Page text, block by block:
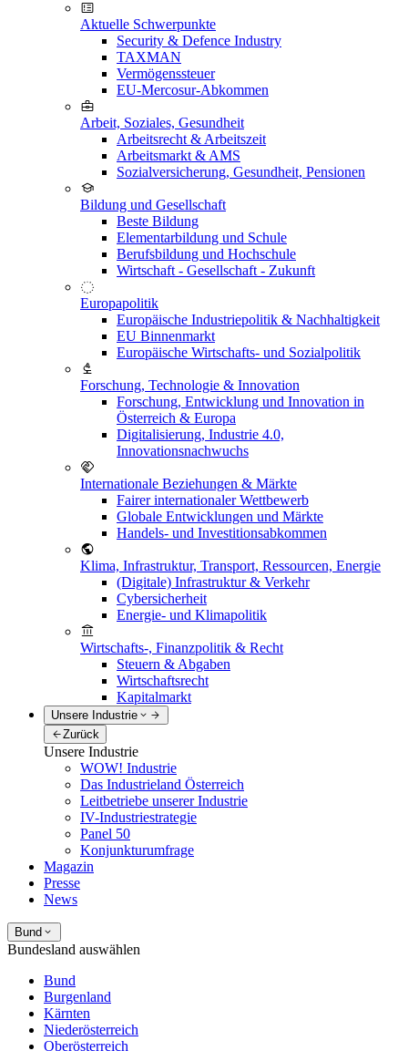
Aktuelle Schwerpunkte
Security & Defence Industry
TAXMAN
Vermögenssteuer
EU-Mercosur-Abkommen
Arbeit, Soziales, Gesundheit
Arbeitsrecht & Arbeitszeit
Arbeitsmarkt & AMS
Sozialversicherung, Gesundheit, Pensionen
Bildung und Gesellschaft
Beste Bildung
Elementarbildung und Schule
Berufsbildung und Hochschule
Wirtschaft - Gesellschaft - Zukunft
Europapolitik
Europäische Industriepolitik & Nachhaltigkeit
EU Binnenmarkt
Europäische Wirtschafts- und Sozialpolitik
Forschung, Technologie & Innovation
Forschung, Entwicklung und Innovation in
Österreich & Europa
Digitalisierung, Industrie 4.0,
Innovationsnachwuchs
Internationale Beziehungen & Märkte
Fairer internationaler Wettbewerb
Globale Entwicklungen und Märkte
Handels- und Investitionsabkommen
Klima, Infrastruktur, Transport, Ressourcen, Energie
(Digitale) Infrastruktur & Verkehr
Cybersicherheit
Energie- und Klimapolitik
Wirtschafts-, Finanzpolitik & Recht
Steuern & Abgaben
Wirtschaftsrecht
Kapitalmarkt
Unsere Industrie
Zurück
Unsere Industrie
WOW! Industrie
Das Industrieland Österreich
Leitbetriebe unserer Industrie
IV-Industriestrategie
Panel 50
Konjunkturumfrage
Magazin
Presse
News
Bund
Bundesland auswählen
Bund
Burgenland
Kärnten
Niederösterreich
Oberösterreich